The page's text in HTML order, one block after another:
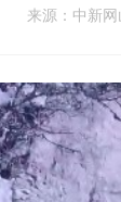
来源：中新网